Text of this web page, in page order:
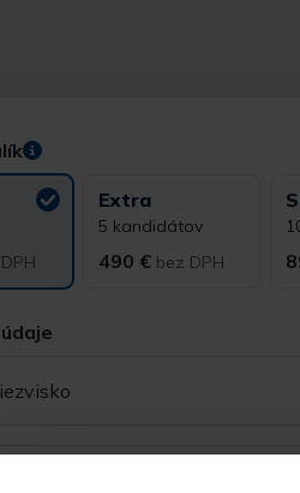
Extra
5 kandidátov
490 € bez DPH